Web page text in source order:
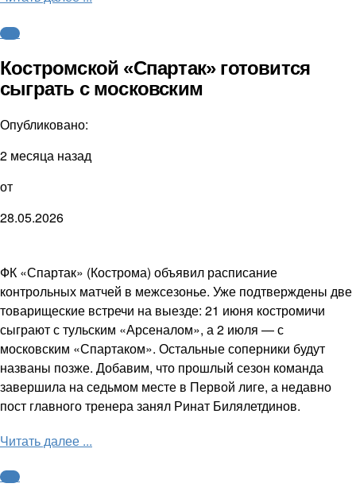
ФНЛ
Костромской «Спартак» готовится
сыграть с московским
Опубликовано:
2 месяца назад
от
28.05.2026
ФК «Спартак» (Кострома) объявил расписание
контрольных матчей в межсезонье. Уже подтверждены две
товарищеские встречи на выезде: 21 июня костромичи
сыграют с тульским «Арсеналом», а 2 июля — с
московским «Спартаком». Остальные соперники будут
названы позже. Добавим, что прошлый сезон команда
завершила на седьмом месте в Первой лиге, а недавно
пост главного тренера занял Ринат Билялетдинов.
Читать далее ...
ФНЛ